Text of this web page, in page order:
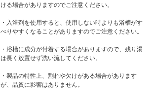
ける場合がありますのでご注意ください。
・入浴剤を使用すると、使用しない時よりも浴槽がす
べりやすくなることがありますのでご注意ください。
・浴槽に成分が付着する場合がありますので、残り湯
は長く放置せず洗い流してください。
・製品の特性上、割れや欠けがある場合があります
が、品質に影響はありません。